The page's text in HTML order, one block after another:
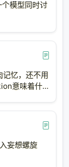
模型同时讨
忆，还不用
意味着什
妄想螺旋